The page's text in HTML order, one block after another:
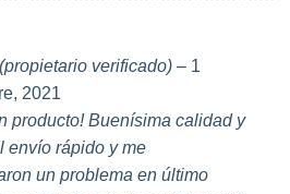
(propietario verificado) – 1
2021
producto! Buenísima calidad y
envío rápido y me
un problema en último